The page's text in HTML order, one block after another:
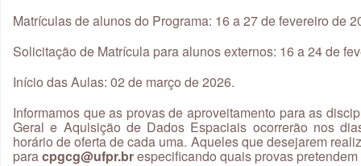
Matrículas de alunos do Programa: 16 a 27 de fevereiro de
Solicitação de Matrícula para alunos externos: 16 a 24 de
Início das Aulas: 02 de março de 2026.
Informamos que as provas de aproveitamento para as
Geral e Aquisição de Dados Espaciais ocorrerão nos
horário de oferta de cada uma. Aqueles que desejarem
paracpgcg@ufpr.brespecificando quais provas